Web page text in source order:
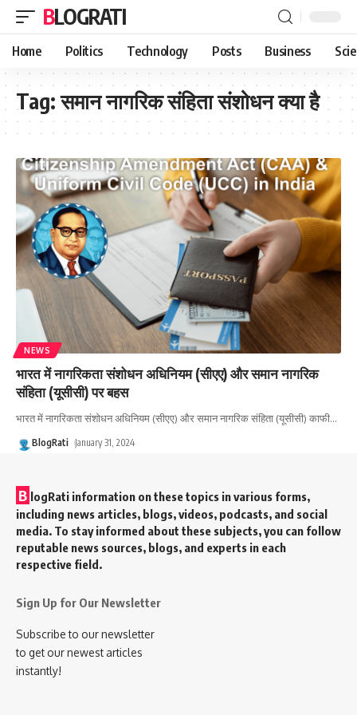
BLOGRATI
Home Politics Technology Posts Business
Tag:समान नागरिक संहिता संशोधन क्या है
NEWS
भारत में नागरिकता संशोधन अधिनियम (सीएए) और समान नागरिक
संहिता (यूसीसी) पर बहस
भारत में नागरिकता संशोधन अधिनियम (सीएए) और समान नागरिक संहिता (यूसीसी) काफी…
BlogRati January 31, 2024
B logRati information on these topics in various forms,
including news articles, blogs, videos, podcasts, and social
media. To stay informed about these subjects, you can follow
reputable news sources, blogs, and experts in each
respective field.
Sign Up for Our Newsletter
Subscribe to our newsletter
to get our newest articles
instantly!